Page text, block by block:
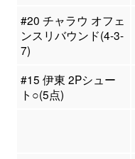
#20 チャラウ オフェ
ンスリバウンド(4-3-
7)
#15 伊東 2Pシュー
ト○(5点)